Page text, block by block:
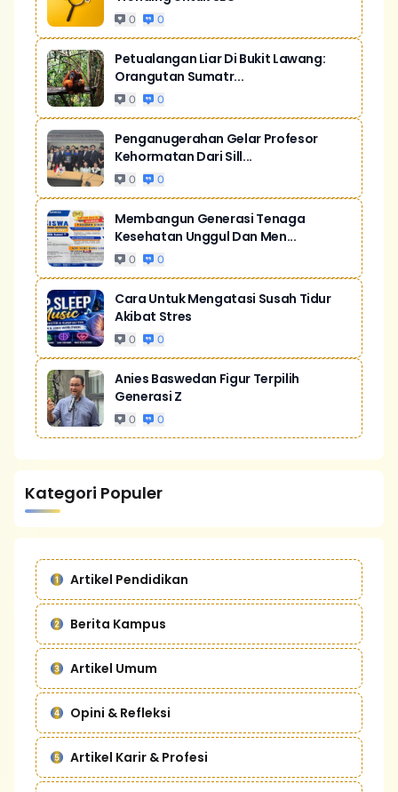
0 0
Petualangan Liar Di Bukit Lawang:
Orangutan Sumatr...
0 0
Penganugerahan Gelar Profesor
Kehormatan Dari Sill...
0 0
Membangun Generasi Tenaga
Kesehatan Unggul Dan Men...
0 0
Cara Untuk Mengatasi Susah Tidur
Akibat Stres
0 0
Anies Baswedan Figur Terpilih
Generasi Z
0 0
Kategori Populer
Artikel Pendidikan
Berita Kampus
Artikel Umum
Opini & Refleksi
Artikel Karir & Profesi